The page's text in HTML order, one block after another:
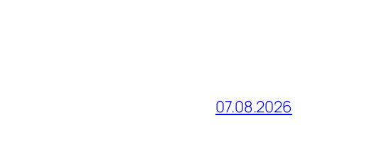
07.08.2026